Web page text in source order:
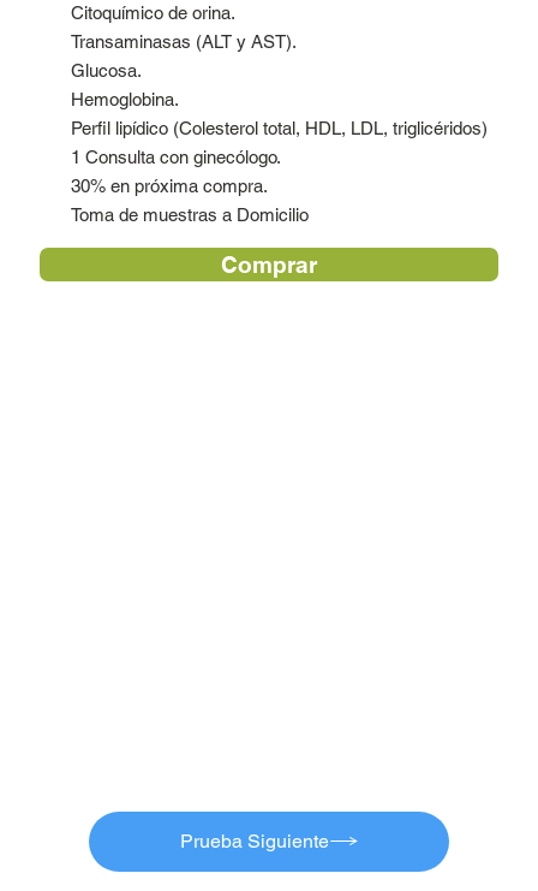
Citoquímico de orina.
Transaminasas (ALT y AST).
Glucosa.
Hemoglobina.
Perfil lipídico (Colesterol total, HDL, LDL, triglicéridos)
1 Consulta con ginecólogo.
30% en próxima compra.
Toma de muestras a Domicilio
Comprar
Prueba Siguiente